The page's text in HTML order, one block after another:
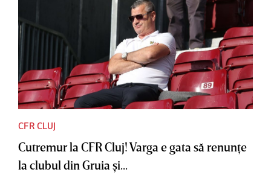
CFR CLUJ
Cutremur la CFR Cluj! Varga e gata să renunţe
la clubul din Gruia şi...